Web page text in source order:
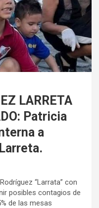
LARRETA
Patricia
a
“Larrata” con
posibles contagios de
de las mesas